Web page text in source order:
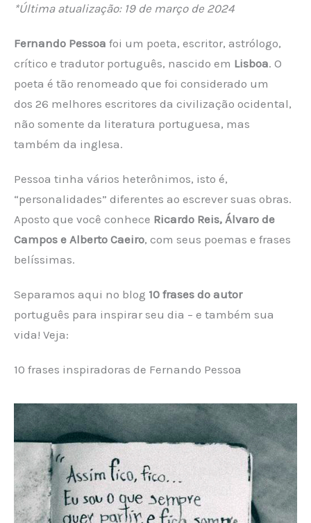
*Última atualização: 19 de março de 2024
Fernando Pessoa foi um poeta, escritor, astrólogo,
crítico e tradutor português, nascido em Lisboa. O
poeta é tão renomeado que foi considerado um
dos 26 melhores escritores da civilização ocidental,
não somente da literatura portuguesa, mas
também da inglesa.
Pessoa tinha vários heterônimos, isto é,
“personalidades” diferentes ao escrever suas obras.
Aposto que você conhece Ricardo Reis, Álvaro de
Campos e Alberto Caeiro, com seus poemas e frases
belíssimas.
Separamos aqui no blog 10 frases do autor
português para inspirar seu dia – e também sua
vida! Veja:
10 frases inspiradoras de Fernando Pessoa